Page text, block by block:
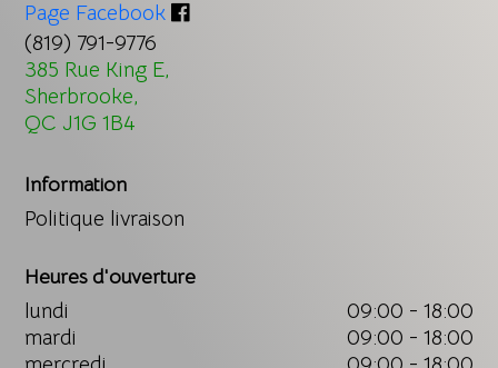
Page Facebook
(819) 791-9776
385 Rue King E,
Sherbrooke,
QC J1G 1B4
Information
Politique livraison
Heures d'ouverture
lundi
09:00 - 18:00
mardi
09:00 - 18:00